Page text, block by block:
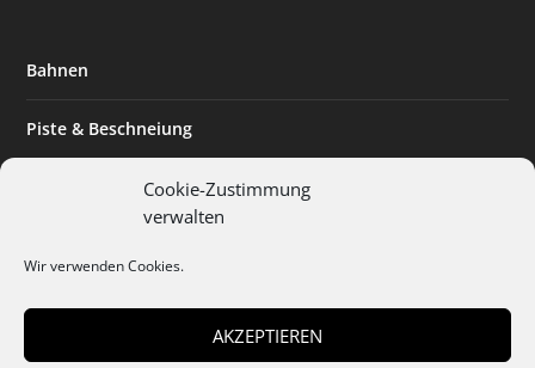
Cookie-Zustimmung
verwalten
Wir verwenden Cookies.
AKZEPTIEREN
Bahnen
Piste & Beschneiung
Expertise & Technik